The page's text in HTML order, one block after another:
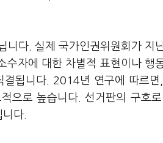
다. 실제 국가인권위원회가 지
자에 대한 차별적 표현이나 행
됩니다. 2014년 연구에 따르면
로 높습니다. 선거판의 구호로
다.